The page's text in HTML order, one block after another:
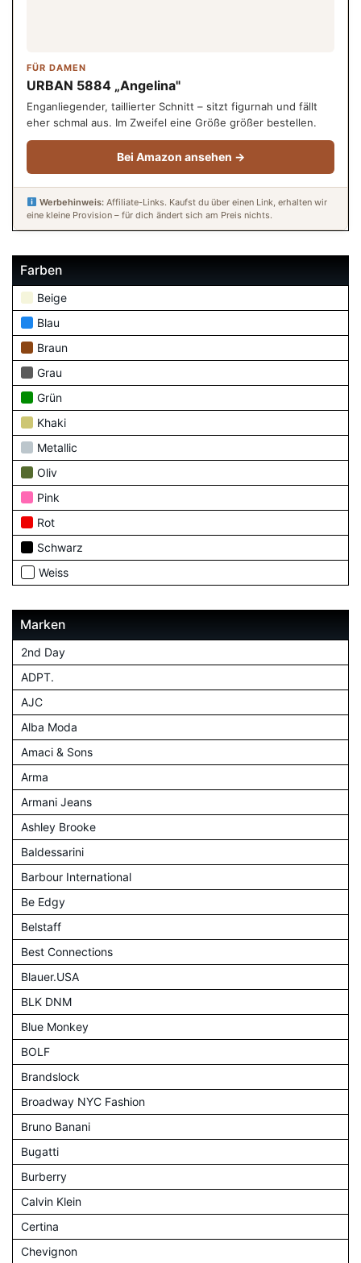
FÜR DAMEN
URBAN 5884 „Angelina"
Enganliegender, taillierter Schnitt – sitzt figurnah und fällt
eher schmal aus. Im Zweifel eine Größe größer bestellen.
Bei Amazon ansehen →
Werbehinweis:Affiliate-Links. Kaufst du über einen Link, erhalten wir
eine kleine Provision – für dich ändert sich am Preis nichts.
Farben
Beige
Blau
Braun
Grau
Grün
Khaki
Metallic
Oliv
Pink
Rot
Schwarz
Weiss
Marken
2nd Day
ADPT.
AJC
Alba Moda
Amaci & Sons
Arma
Armani Jeans
Ashley Brooke
Baldessarini
Barbour International
Be Edgy
Belstaff
Best Connections
Blauer.USA
BLK DNM
Blue Monkey
BOLF
Brandslock
Broadway NYC Fashion
Bruno Banani
Bugatti
Burberry
Calvin Klein
Certina
Chevignon